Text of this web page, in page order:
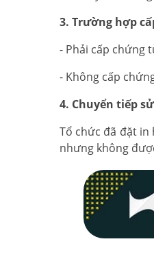
3. Trường hợp
- Phải cấp chứng
- Không cấp
4. Chuyển tiếp
Tổ chức đã đặt
nhưng không